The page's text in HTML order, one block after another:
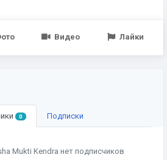
Видео Лайки
0 Подписки
Mukti Kendra нет подписчиков